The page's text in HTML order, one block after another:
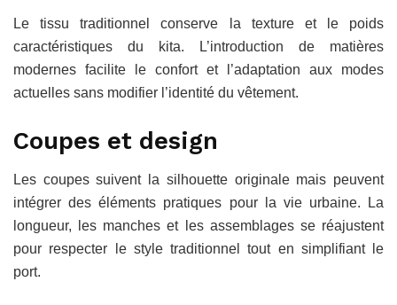
Le tissu traditionnel conserve la texture et le poids
caractéristiques du kita. L’introduction de matières
modernes facilite le confort et l’adaptation aux modes
actuelles sans modifier l’identité du vêtement.
Coupes et design
Les coupes suivent la silhouette originale mais peuvent
intégrer des éléments pratiques pour la vie urbaine. La
longueur, les manches et les assemblages se réajustent
pour respecter le style traditionnel tout en simplifiant le
port.